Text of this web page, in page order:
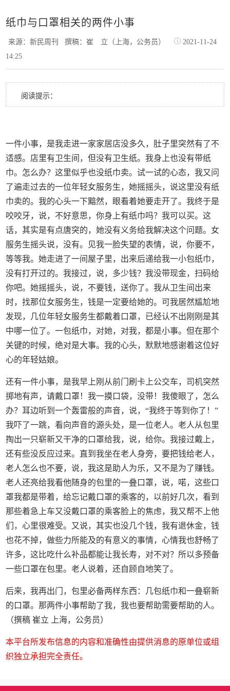
纸巾与口罩相关的两件小事
来源：新民周刊撰稿：崔 立（上海，公务员）
2021-11-24
14:25
阅读提示：
一件小事，是我走进一家家居店没多久，肚子里突然有了不
适感。店里有卫生间，但没有卫生纸。我身上也没有带纸
巾。怎么办？这里似乎也没纸巾卖。试一试的心态，我又问
了遍走过去的一位年轻女服务生，她摇摇头，说这里没有纸
巾卖的。我的心头一下黯然，眼看着她要走开了。我终于是
咬咬牙，说，不好意思，你身上有纸巾吗？我可以买。这
话，其实是有点唐突的，她没有义务给我解决这个问题。女
服务生摇头说，没有。见我一脸失望的表情，说，你要不，
等等我。她走进了一间屋子里，出来后递给我一小包纸巾，
没有打开过的。我接过，说，多少钱？我没带现金，扫码给
你吧。她摇摇头，说，不要钱，送你了。我从卫生间出来
时，找那位女服务生，钱是一定要给她的。可我居然尴尬地
发现，几位年轻女服务生都戴着口罩，已经认不出刚刚是其
中哪一位了。一包纸巾，对她，对我，都是小事。但在那个
关键的时候，绝对是大事。我的心头，默默地感谢着这位好
心的年轻姑娘。
还有一件小事，是我早上刚从前门刷卡上公交车，司机突然
掷地有声，请戴口罩！我一摸口袋，没带！我傻眼了，怎么
办？耳边听到一个轰雷般的声音，说，“我终于等到你了！”
我吓了一跳，看向声音的源头处，是一位老人。老人从包里
掏出一只崭新又干净的口罩给我，说，给你。我接过戴上，
还有些没反应过来。直到我坐在老人身旁，要把钱给老人，
老人怎么也不要，说，我这是助人为乐，又不是为了赚钱。
老人还亮给我看他随身的包里的一叠口罩，说，喏，这些口
罩我都是带着，给忘记戴口罩的乘客的，以前好几次，看到
那些着急上车又没戴口罩的乘客脸上的焦虑，我又帮不上他
们，心里很难受。又说，其实也没几个钱，我有退休金，钱
也花不掉，做些力所能及的有意义的事情，心情我也舒畅了
许多，这比吃什么补品都能让我长寿，对不对？所以多预备
一些口罩在包里。老人说着，还自顾自地笑了。
后来，我再出门，包里必备两样东西：几包纸巾和一叠崭新
的口罩。那两件小事帮助了我，我也要帮助需要帮助的人。
（撰稿 崔立 上海，公务员）
本平台所发布信息的内容和准确性由提供消息的原单位或组
织独立承担完全责任。